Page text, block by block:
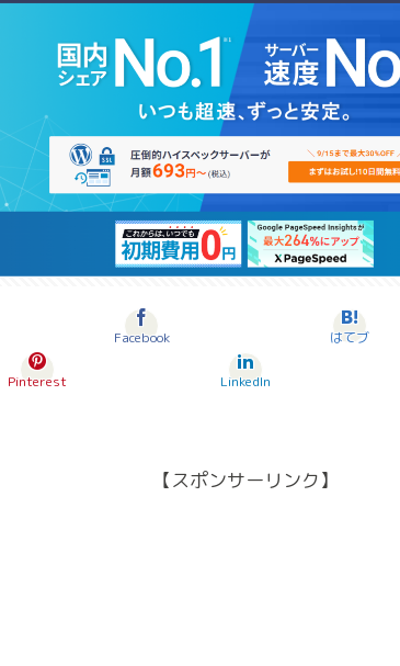
Facebook はてブ
Pinterest LinkedIn
【スポンサーリンク】